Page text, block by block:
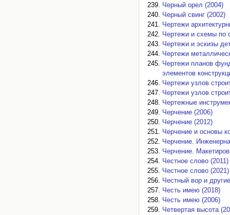
Черный орел (2004)
Черный свинг (2002)
Чертежи
Чертежи и схемы по
Чертежи и эскизы
Чертежи
Чертежи планов
элементов
Чертежи узлов
Чертежи узлов
Чертежные
Черчение (2006)
Черчение (2012)
Черчение и основы
Черчение.
Черчение.
Честное слово (2011)
Честное слово (2021)
Честный вор и
Честь имею (2018)
Честь имею (2006)
Четвертая высота